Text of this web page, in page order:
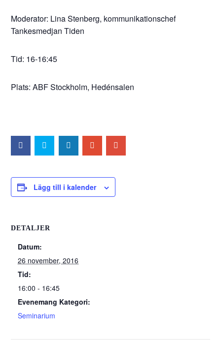
Moderator: Lina Stenberg, kommunikationschef
Tankesmedjan Tiden
Tid: 16-16:45
Plats: ABF Stockholm, Hedénsalen
Lägg till i kalender
DETALJER
Datum:
26 november, 2016
Tid:
16:00 - 16:45
Evenemang Kategori:
Seminarium